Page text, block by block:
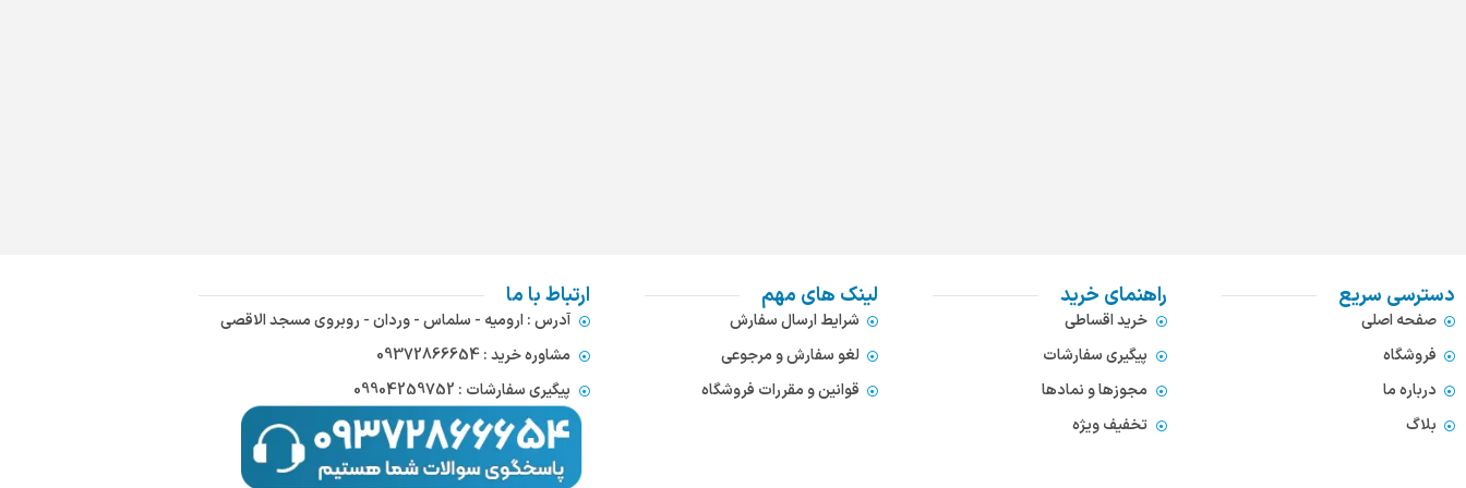
دسترسی سریع
صفحه اصلی
فروشگاه
درباره ما
بلاگ
راهنمای خرید
خرید اقساطی
پیگیری سفارشات
مجوزها و نمادها
تخفیف ویژه
لینک های مهم
شرایط ارسال سفارش
لغو سفارش و مرجوعی
قوانین و مقررات فروشگاه
ارتباط با ما
آدرس : ارومیه - سلماس - وردان - روبروی مسجد الاقصی
مشاوره خرید : 09372866654
پیگیری سفارشات : 09904259752